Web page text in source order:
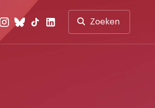
Zoeken